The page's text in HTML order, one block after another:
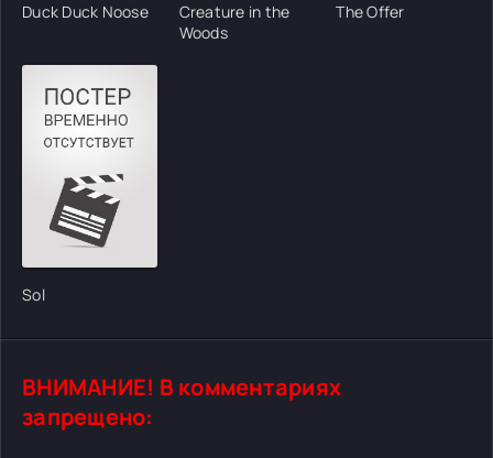
Duck Duck Noose
Creature in the
Woods
The Offer
Sol
ВНИМАНИЕ! В комментариях
запрещено: